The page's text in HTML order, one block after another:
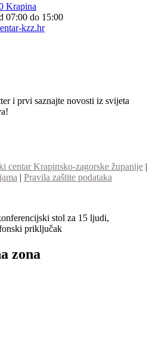
Krapina
07:00 do 15:00
kzz.hr
i prvi saznajte novosti iz svijeta
centar Krapinsko-zagorske županije |
| Pravila zaštite podataka
stol za 15 ljudi,
priključak
zona